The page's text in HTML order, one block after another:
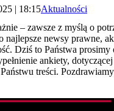
| 18:15Aktualności
– zawsze z myślą o
newsy prawne,
Dziś to Państwa prosimy
ankiety, dotyczącej
treści.